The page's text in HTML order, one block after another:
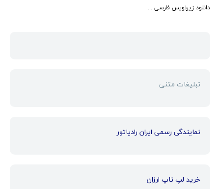
دانلود زیرنویس فارسی فیلم Final Take: The Golden Age of Movies 1986
تبلیغات متنی
نمایندگی رسمی ایران رادیاتور
خرید لپ تاپ ارزان